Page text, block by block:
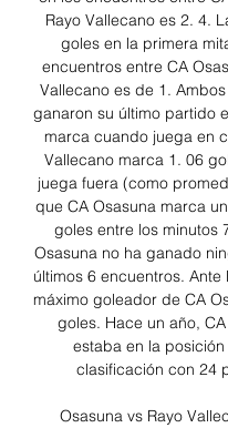
Rayo Vallecano es 2. 4.
goles en la primera
encuentros entre CA
Vallecano es de 1.
ganaron su último partido
marca cuando juega en
Vallecano marca 1. 06
juega fuera (como
que CA Osasuna marca
goles entre los minutos
Osasuna no ha ganado
últimos 6 encuentros. Ante
máximo goleador de CA
goles. Hace un año,
estaba en la
clasificación con 24
Osasuna vs Rayo